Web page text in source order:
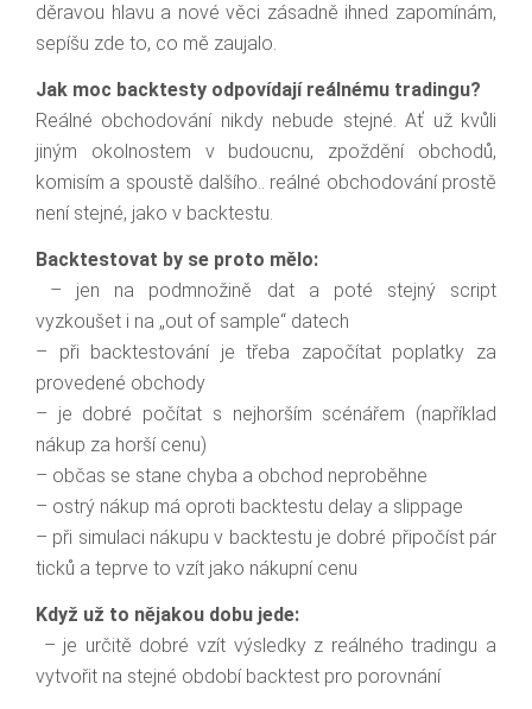
děravou hlavu a nové věci zásadně ihned zapomínám,
sepíšu zde to, co mě zaujalo.
Jak moc backtesty odpovídají reálnému tradingu?
Reálné obchodování nikdy nebude stejné. Ať už kvůli
jiným okolnostem v budoucnu, zpoždění obchodů,
komisím a spoustě dalšího.. reálné obchodování prostě
není stejné, jako v backtestu.
Backtestovat by se proto mělo:
– jen na podmnožině dat a poté stejný script
vyzkoušet i na „out of sample“ datech
– při backtestování je třeba započítat poplatky za
provedené obchody
– je dobré počítat s nejhorším scénářem (například
nákup za horší cenu)
– občas se stane chyba a obchod neproběhne
– ostrý nákup má oproti backtestu delay a slippage
– při simulaci nákupu v backtestu je dobré připočíst pár
ticků a teprve to vzít jako nákupní cenu
Když už to nějakou dobu jede:
– je určitě dobré vzít výsledky z reálného tradingu a
vytvořit na stejné období backtest pro porovnání